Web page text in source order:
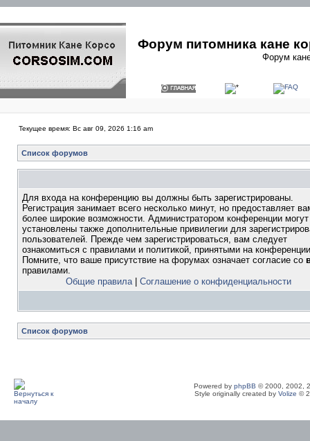
Форум питомника кане
Форум
Текущее время: Вс авг 09, 2026 1:16 am
Список форумов
Для входа на конференцию вы должны быть зарегистрированы.
Регистрация занимает всего несколько минут, но предоставляет
более широкие возможности. Администратором конференции
установлены также дополнительные привилегии для
пользователей. Прежде чем зарегистрироваться, вам следует
ознакомиться с правилами и политикой, принятыми на
Помните, что ваше присутствие на форумах означает согласие со
правилами.
Общие правила| Соглашение о конфиденциальности
Список форумов
Powered by phpBB © 2000, 2002,
Style originally created by Volize ©